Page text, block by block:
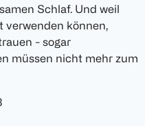
Schlaf. Und weil
verwenden können,
- sogar
müssen nicht mehr zum